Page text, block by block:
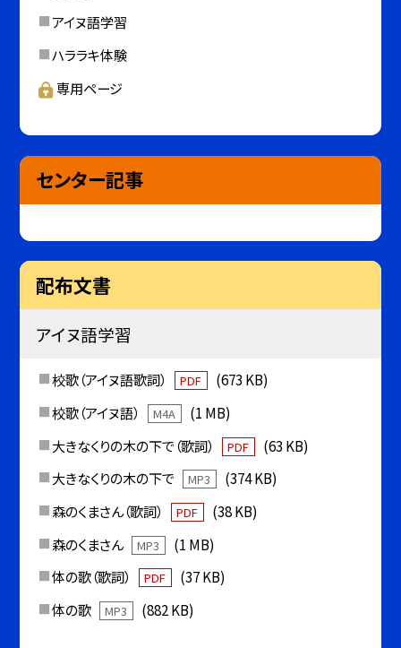
アイヌ語学習
ハララキ体験
専用ページ
センター記事
配布文書
アイヌ語学習
校歌（アイヌ語歌詞） PDF
(673 KB)
校歌（アイヌ語）
M4A
(1 MB)
大きなくりの木の下で（歌詞）
PDF
(63 KB)
大きなくりの木の下で
MP3
(374 KB)
森のくまさん（歌詞）
PDF
(38 KB)
森のくまさん
MP3
(1 MB)
体の歌（歌詞）
PDF
(37 KB)
体の歌
MP3 (882 KB)